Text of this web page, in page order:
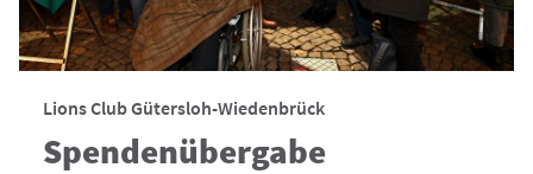
Lions Club Gütersloh-Wiedenbrück
Spendenübergabe